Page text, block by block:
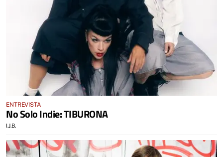
ENTREVISTA
No Solo Indie: TIBURONA
I.J.B.